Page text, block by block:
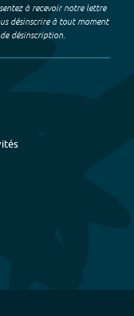
à recevoir notre lettre
désinscrire à tout moment
désinscription.